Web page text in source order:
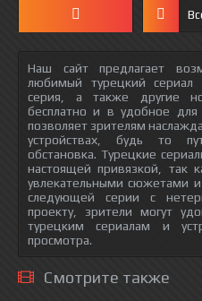
Наш сайт предлагает
любимый турецкий
серия, а также другие
бесплатно и в удобное
позволяет зрителям
устройствах, будь то
обстановка. Турецкие
настоящей привязкой, так
увлекательными сюжетами
следующей серии с
проекту, зрители могут
турецким сериалам и
просмотра.
Смотрите также